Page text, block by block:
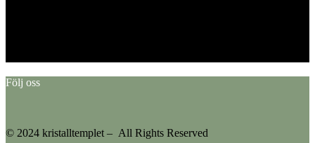
Följ oss
© 2024 kristalltemplet – All Rights Reserved